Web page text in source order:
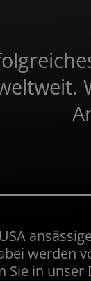
werden
Sie in unser